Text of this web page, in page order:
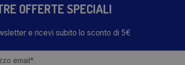
OFFERTE SPECIALI
e ricevi subito lo sconto di 5€